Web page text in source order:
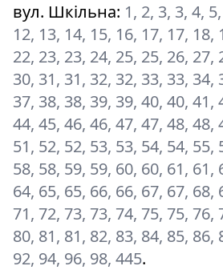
вул. Шкільна: 1, 2, 3, 3, 4,
12, 13, 14, 15, 16, 17, 17, 18,
22, 23, 23, 24, 25, 25, 26, 27,
30, 31, 31, 32, 32, 33, 33, 34,
37, 38, 38, 39, 39, 40, 40, 41,
44, 45, 46, 46, 47, 47, 48, 48,
51, 52, 52, 53, 53, 54, 54, 55,
58, 58, 59, 59, 60, 60, 61, 61,
64, 65, 65, 66, 66, 67, 67, 68,
71, 72, 73, 73, 74, 75, 75, 76,
80, 81, 81, 82, 83, 84, 85, 86,
92, 94, 96, 98, 445.